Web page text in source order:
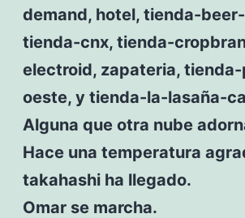
demand, hotel, tienda-
tienda-cnx, tienda-
electroid, zapateria,
oeste, y tienda-la-lasaña-
Alguna que otra nube
Hace una temperatura
takahashi ha llegado.
Omar se marcha.